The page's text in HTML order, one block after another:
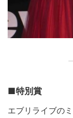
■特別賞
エブリライブの